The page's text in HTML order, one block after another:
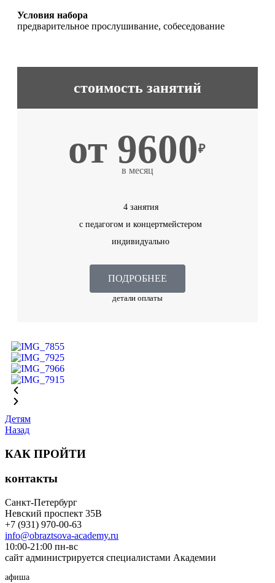
Условия набора
предварительное прослушивание, собеседование
стоимость занятий
от 9600₽
в месяц
4 занятия
с педагогом и концертмейстером
индивидуально
ПОДРОБНЕЕ
детали оплаты
Детям
Назад
КАК ПРОЙТИ
контакты
Санкт-Петербург
Невский проспект 35В
+7 (931) 970-00-63
info@obraztsova-academy.ru
10:00-21:00 пн-вс
сайт администрируется специалистами Академии
афиша